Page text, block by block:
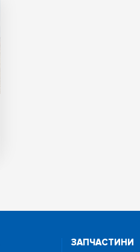
ЗАПЧАСТИНИ